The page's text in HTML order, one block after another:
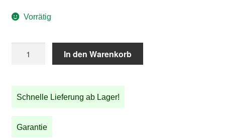
Vorrätig
für
STRIDA
In den Warenkorb
Schnelle Lieferung ab Lager!
Garantie